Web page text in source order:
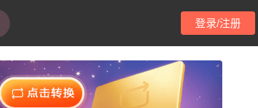
登录/注册